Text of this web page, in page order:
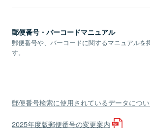
郵便番号・バーコードマニュアル
郵便番号や、バーコードに関するマニュアルを
す。
郵便番号検索に使用されているデータにつ
2025年度版郵便番号の変更案内